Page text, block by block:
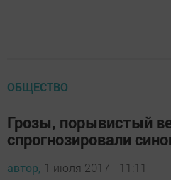
ОБЩЕСТВО
Грозы, порывистый
спрогнозировали
автор, 1 июля 2017 - 11:11